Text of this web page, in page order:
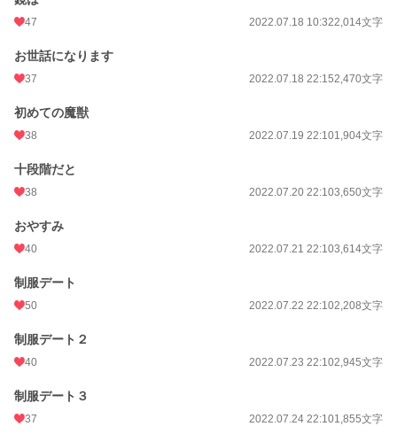
47 2022.07.18 10:322,014文字
お世話になります
37 2022.07.18 22:152,470文字
初めての魔獣
38 2022.07.19 22:101,904文字
十段階だと
38 2022.07.20 22:103,650文字
おやすみ
40 2022.07.21 22:103,614文字
制服デート
50 2022.07.22 22:102,208文字
制服デート２
40 2022.07.23 22:102,945文字
制服デート３
37 2022.07.24 22:101,855文字